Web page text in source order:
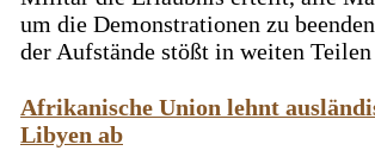
um die Demonstrationen zu
der Aufstände stößt in weiten Teilen
Afrikanische Union lehnt
Libyen ab